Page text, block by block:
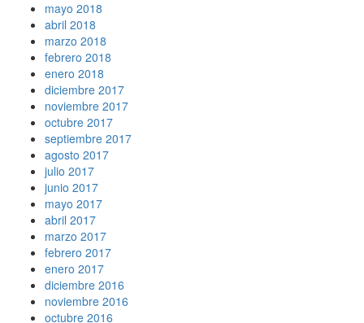
mayo 2018
abril 2018
marzo 2018
febrero 2018
enero 2018
diciembre 2017
noviembre 2017
octubre 2017
septiembre 2017
agosto 2017
julio 2017
junio 2017
mayo 2017
abril 2017
marzo 2017
febrero 2017
enero 2017
diciembre 2016
noviembre 2016
octubre 2016